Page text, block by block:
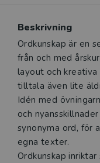
Beskrivning
Ordkunskap är en
från och med
layout och
tilltala även lite
Idén med
och
synonyma ord, för
egna texter.
Ordkunskap